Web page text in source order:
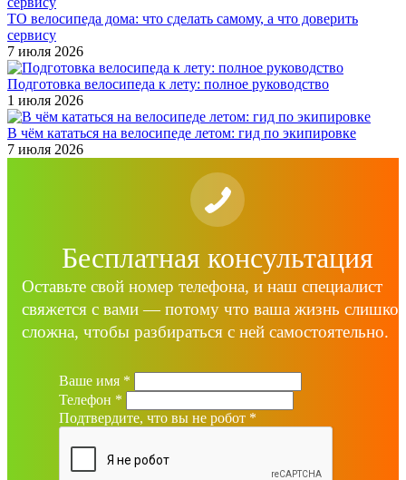
ТО велосипеда дома: что сделать самому, а что доверить
сервису
7 июля 2026
Подготовка велосипеда к лету: полное руководство
1 июля 2026
В чём кататься на велосипеде летом: гид по экипировке
7 июля 2026
Бесплатная консультация
Оставьте свой номер телефона, и наш специалист
свяжется с вами — потому что ваша жизнь
сложна, чтобы разбираться с ней самостоятельно.
Ваше имя *
Телефон *
Подтвердите, что вы не робот *